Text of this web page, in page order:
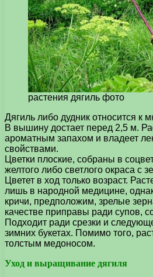
растения дягиль фото
Дягиль либо дудник относится к
В вышину достает перед 2,5 м.
ароматным запахом и владеет
свойствами.
Цветки плоские, собраны в
желтого либо светлого окраса с
Цветет в ход только возраст.
лишь в народной медицине,
кричи, предположим, зрелые
качестве приправы ради супов,
Подходит ради срезки и
зимних букетах. Помимо того,
толстым медоносом.
Уход и выращивание дягиля